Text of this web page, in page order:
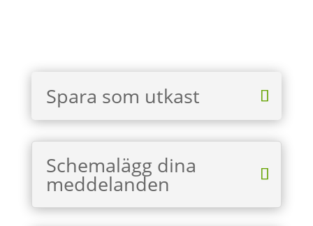
Spara som utkast
Schemalägg dina
meddelanden